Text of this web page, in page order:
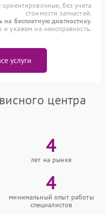
без учета
стоимости запчастей.
на бесплатную диагностику.
укажем на неисправность.
услуги
центра
4
лет на рынке
4
минимальный опыт работы
специалистов